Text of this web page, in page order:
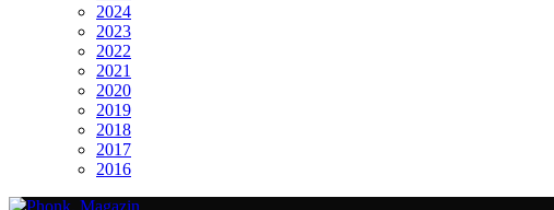
2024
2023
2022
2021
2020
2019
2018
2017
2016